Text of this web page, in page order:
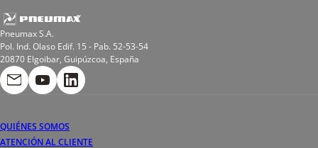
Bobinas
Pneumax S.A.
Pol. Ind. Olaso Edif. 15 - Pab. 52-53-54
20870 Elgoibar, Guipúzcoa, España
QUIÉNES SOMOS
ATENCIÓN AL CLIENTE